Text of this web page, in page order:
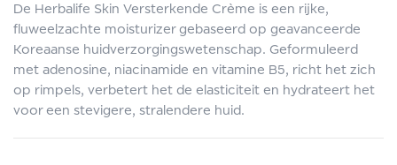
De Herbalife Skin Versterkende Crème is een rijke,
fluweelzachte moisturizer gebaseerd op geavanceerde
Koreaanse huidverzorgingswetenschap. Geformuleerd
met adenosine, niacinamide en vitamine B5, richt het zich
op rimpels, verbetert het de elasticiteit en hydrateert het
voor een stevigere, stralendere huid.